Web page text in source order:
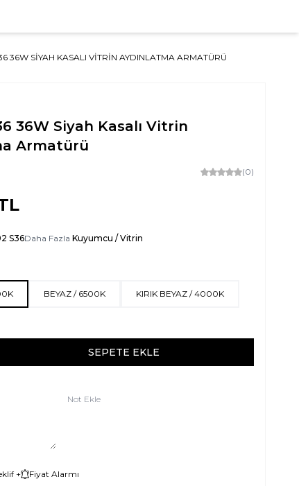
36W SIYAH KASALI VITRIN AYDINLATMA ARMATÜRÜ
36W Siyah Kasalı Vitrin
Armatürü
(0)
S36Daha Fazla Kuyumcu / Vitrin
BEYAZ / 6500K KIRIK BEYAZ / 4000K
SEPETE EKLE
Not Ekle
+ Fiyat Alarmı